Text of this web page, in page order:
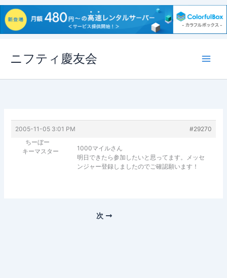
ス
ニフティ慶友会
2005-11-05 3:01 PM
#29270
ちーぼー
キーマスター
1000マイルさん
明日できたら参加したいと思ってます。メッセ
ンジャー登録しましたのでご確認願います！
次